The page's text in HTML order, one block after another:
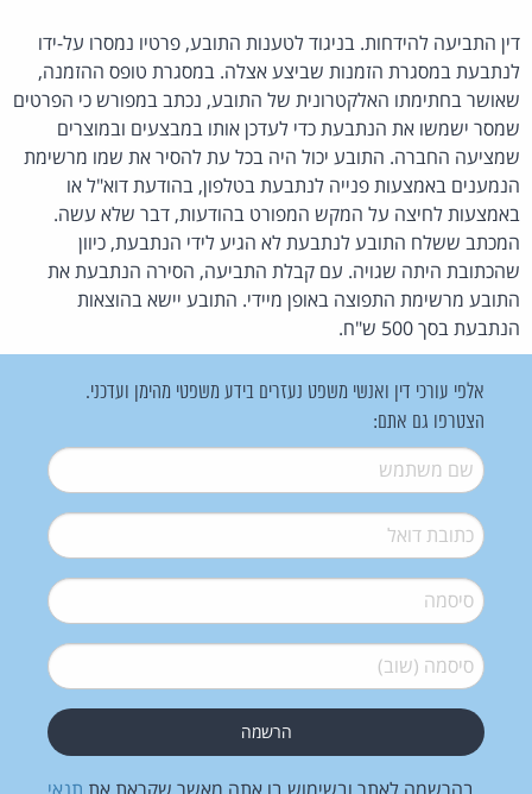
דין התביעה להידחות. בניגוד לטענות התובע, פרטיו נמסרו על-ידו
לנתבעת במסגרת הזמנות שביצע אצלה. במסגרת טופס ההזמנה,
שאושר בחתימתו האלקטרונית של התובע, נכתב במפורש כי הפרטים
שמסר ישמשו את הנתבעת כדי לעדכן אותו במבצעים ובמוצרים
שמציעה החברה. התובע יכול היה בכל עת להסיר את שמו מרשימת
הנמענים באמצעות פנייה לנתבעת בטלפון, בהודעת דוא"ל או
באמצעות לחיצה על המקש המפורט בהודעות, דבר שלא עשה.
המכתב ששלח התובע לנתבעת לא הגיע לידי הנתבעת, כיוון
שהכתובת היתה שגויה. עם קבלת התביעה, הסירה הנתבעת את
התובע מרשימת התפוצה באופן מיידי. התובע יישא בהוצאות
הנתבעת בסך 500 ש"ח.
אלפי עורכי דין ואנשי משפט נעזרים בידע משפטי מהימן ועדכני.
הצטרפו גם אתם:
שם משתמש*
דואל*
סיסמה*
סיסמה (שוב)*